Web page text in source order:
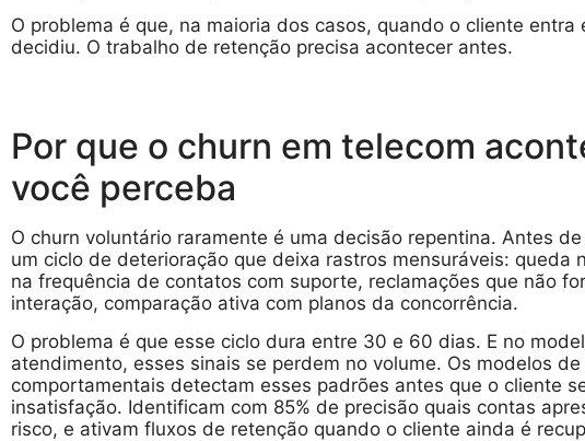
O problema é que, na maioria dos casos, quando o cliente entra
decidiu. O trabalho de retenção precisa acontecer antes.
Por que o churn em telecom
você perceba
O churn voluntário raramente é uma decisão repentina. Antes
um ciclo de deterioração que deixa rastros mensuráveis: queda
na frequência de contatos com suporte, reclamações que não
interação, comparação ativa com planos da concorrência.
O problema é que esse ciclo dura entre 30 e 60 dias. E no
atendimento, esses sinais se perdem no volume. Os modelos
comportamentais detectam esses padrões antes que o cliente
insatisfação. Identificam com 85% de precisão quais contas
risco, e ativam fluxos de retenção quando o cliente ainda é